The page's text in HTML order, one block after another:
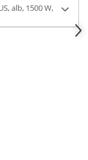
alb, 1500 W,